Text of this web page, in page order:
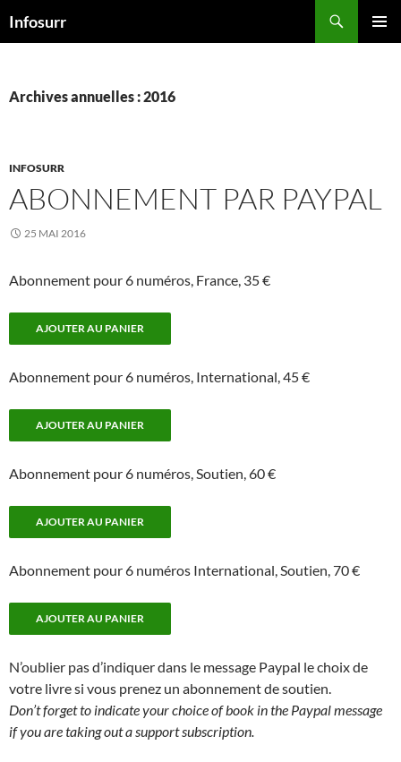
auInfosurr
Archives annuelles : 2016
INFOSURR
ABONNEMENT PAR PAYPAL
25 MAI 2016
Abonnement pour 6 numéros, France, 35 €
Abonnement pour 6 numéros, International, 45 €
Abonnement pour 6 numéros, Soutien, 60 €
Abonnement pour 6 numéros International, Soutien, 70 €
N’oublier pas d’indiquer dans le message Paypal le choix de
votre livre si vous prenez un abonnement de soutien.
Don’t forget to indicate your choice of book in the Paypal message
if you are taking out a support subscription.